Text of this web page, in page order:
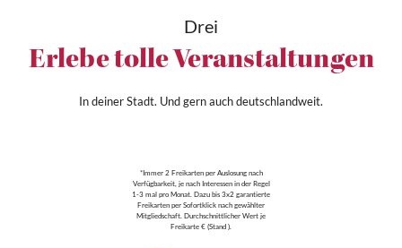
Drei
Erlebe tolle Veranstaltungen
In deiner Stadt. Und gern auch deutschlandweit.
*Immer 2 Freikarten per Auslosung nach
Verfügbarkeit, je nach Interessen in der Regel
1-3 mal pro Monat. Dazu bis 3x2 garantierte
Freikarten per Sofortklick nach gewählter
Mitgliedschaft. Durchschnittlicher Wert je
Freikarte € (Stand ).